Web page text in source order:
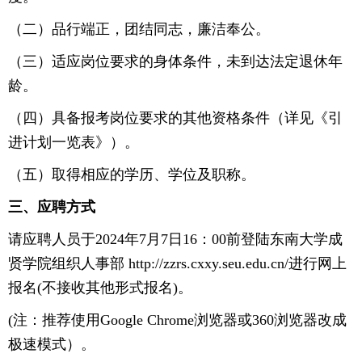
（二）品行端正，团结同志，廉洁奉公。
（三）适应岗位要求的身体条件，未到达法定退休年
龄。
（四）具备报考岗位要求的其他资格条件（详见《引
进计划一览表》）。
（五）取得相应的学历、学位及职称。
三、应聘方式
请应聘人员于2024年7月7日16：00前登陆东南大学成
贤学院组织人事部 http://zzrs.cxxy.seu.edu.cn/进行网上
报名(不接收其他形式报名)。
(注：推荐使用Google Chrome浏览器或360浏览器改成
极速模式）。